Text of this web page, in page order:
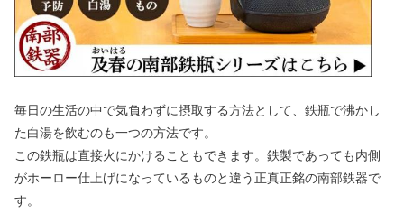
毎日の生活の中で気負わずに摂取する方法として、鉄瓶で沸かし
た白湯を飲むのも一つの方法です。
この鉄瓶は直接火にかけることもできます。鉄製であっても内側
がホーロー仕上げになっているものと違う正真正銘の南部鉄器で
す。